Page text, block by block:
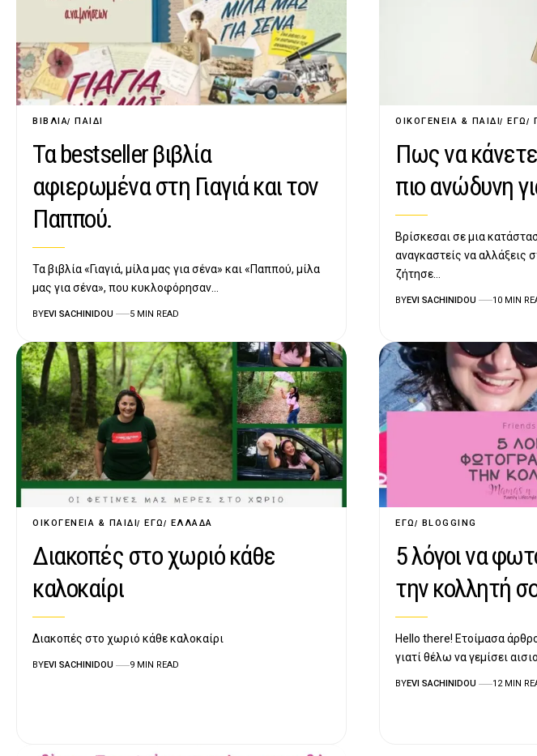
ΒΙΒΛΊΑ ΠΑΙΔΊ
Τα bestseller βιβλία
αφιερωμένα στη Γιαγιά και τον
Παππού.
Τα βιβλία «Γιαγιά, μίλα μας για σένα» και «Παππού, μίλα
μας για σένα», που κυκλοφόρησαν…
BYEVI SACHINIDOU 5 MIN READ
ΟΙΚΟΓΈΝΕΙΑ & ΠΑΙΔΊ ΕΓΏ
Πως να
πιο ανώδυνη
Βρίσκεσαι σε μια
αναγκαστείς να αλλάξεις
ζήτησε…
BYEVI SACHINIDOU 10 MIN
ΟΙΚΟΓΈΝΕΙΑ & ΠΑΙΔΊ ΕΓΏ ΕΛΛΆΔΑ
Διακοπές στο χωριό κάθε
καλοκαίρι
Διακοπές στο χωριό κάθε καλοκαίρι
BYEVI SACHINIDOU 9 MIN READ
ΕΓΏ BLOGGING
5 λόγοι να
την κολλητή
Hello there! Ετοίμασα
γιατί θέλω να γεμίσει
BYEVI SACHINIDOU 12 MIN